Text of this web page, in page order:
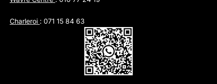
Charleroi : 071 15 84 63